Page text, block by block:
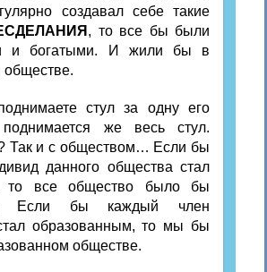
создавал себе такие
, то все бы были
и богатыми. И жили бы в
обществе.
стул за одну его
же весь стул.
Так и с обществом… Если бы
данного общества стал
то все общество было бы
Если бы каждый член
образованным, то мы бы
обществе.